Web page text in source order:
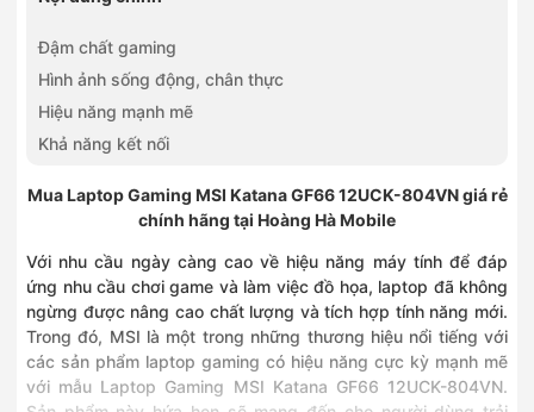
Đậm chất gaming
Hình ảnh sống động, chân thực
Hiệu năng mạnh mẽ
Khả năng kết nối
Mua Laptop Gaming MSI Katana GF66 12UCK-804VN giá rẻ
chính hãng tại Hoàng Hà Mobile
Với nhu cầu ngày càng cao về hiệu năng máy tính để đáp
ứng nhu cầu chơi game và làm việc đồ họa, laptop đã không
ngừng được nâng cao chất lượng và tích hợp tính năng mới.
Trong đó, MSI là một trong những thương hiệu nổi tiếng với
các sản phẩm laptop gaming có hiệu năng cực kỳ mạnh mẽ
với mẫu Laptop Gaming MSI Katana GF66 12UCK-804VN.